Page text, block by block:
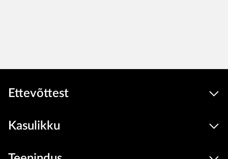
Ettevõttest
Kasulikku